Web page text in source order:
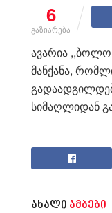
6
გაზიარება
ავარია ,,ბოლო
მანქანა,
სიმაღლიდან
ახალი ამბები